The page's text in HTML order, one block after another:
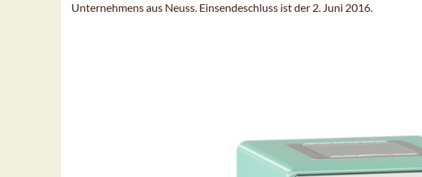
Unternehmens aus Neuss. Einsendeschluss ist der 2. Juni 2016.